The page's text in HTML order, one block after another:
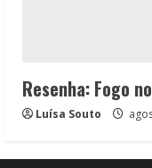
Resenha: Fogo
Luísa Souto